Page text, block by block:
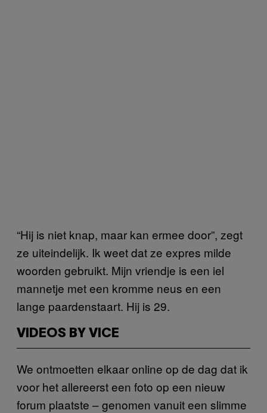
“Hij is niet knap, maar kan ermee door”, zegt
ze uiteindelijk. Ik weet dat ze expres milde
woorden gebruikt. Mijn vriendje is een iel
mannetje met een kromme neus en een
lange paardenstaart. Hij is 29.
VIDEOS BY VICE
We ontmoetten elkaar online op de dag dat ik
voor het allereerst een foto op een nieuw
forum plaatste – genomen vanuit een slimme